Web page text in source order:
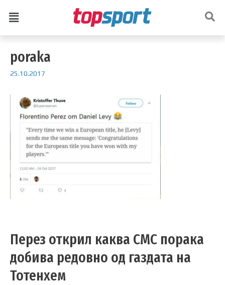
poraka
25.10.2017
Перез открил каква СМС порака
добива редовно од газдата на
Тотенхем